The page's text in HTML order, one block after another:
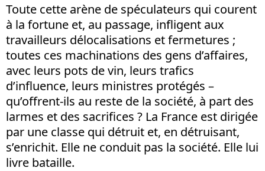
Toute cette arène de spéculateurs qui courent
à la fortune et, au passage, infligent aux
travailleurs délocalisations et fermetures ;
toutes ces machinations des gens d’affaires,
avec leurs pots de vin, leurs trafics
d’influence, leurs ministres protégés –
qu’offrent-ils au reste de la société, à part des
larmes et des sacrifices ? La France est dirigée
par une classe qui détruit et, en détruisant,
s’enrichit. Elle ne conduit pas la société. Elle lui
livre bataille.